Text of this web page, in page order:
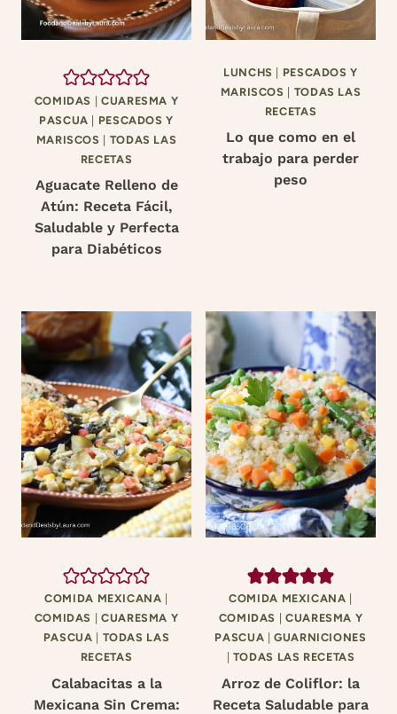
COMIDAS
CUARESMA Y
PASCUA
PESCADOS Y
MARISCOS
TODAS LAS
RECETAS
Aguacate Relleno de
Atún: Receta Fácil,
Saludable y Perfecta
para Diabéticos
LUNCHS
PESCADOS Y
MARISCOS
TODAS LAS
RECETAS
Lo que como en el
trabajo para perder
peso
COMIDA MEXICANA
COMIDAS
CUARESMA Y
PASCUA
TODAS LAS
RECETAS
Calabacitas a la
Mexicana Sin Crema:
COMIDA MEXICANA
COMIDAS
CUARESMA Y
PASCUA |GUARNICIONES
TODAS LAS RECETAS
Arroz de Coliflor: la
Receta Saludable para